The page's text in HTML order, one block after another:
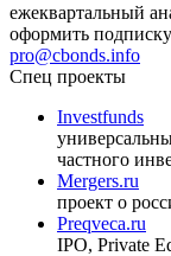
ежеквартальный
оформить подписку
pro@cbonds.info
Спец проекты
Investfunds
частного
Mergers.ru
проект о
Preqveca.ru
IPO, Private